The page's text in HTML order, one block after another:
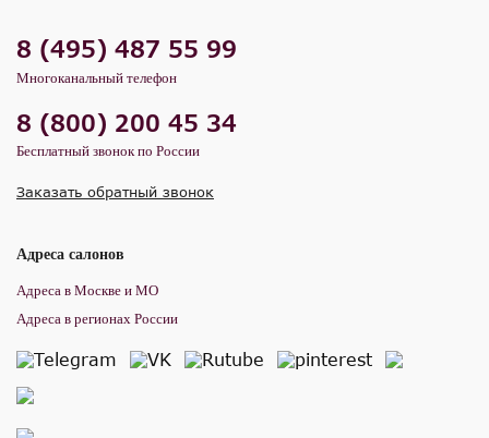
8 (495) 487 55 99
Многоканальный телефон
8 (800) 200 45 34
Бесплатный звонок по России
Заказать обратный звонок
Адреса салонов
Адреса в Москве и МО
Адреса в регионах России